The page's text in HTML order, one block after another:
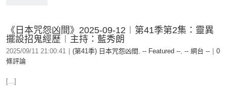
《日本咒怨凶間》2025-09-12︱第41季第2集：靈異
擺設招鬼經歷︱主持：藍秀朗
2025/09/11 21:00:41 (第41季) 日本咒怨凶間 , -- Featured --, -- 網台 --
0
條評論
[...]